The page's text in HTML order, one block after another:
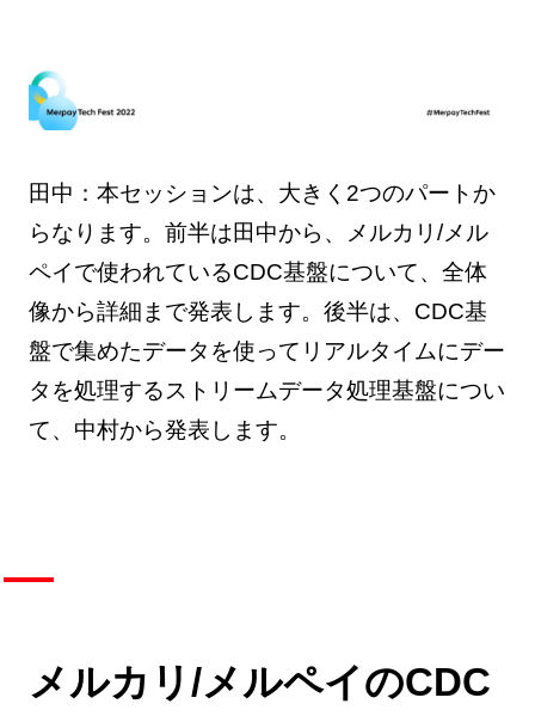
田中：本セッションは、大きく2つのパートか
らなります。前半は田中から、メルカリ/メル
ペイで使われているCDC基盤について、全体
像から詳細まで発表します。後半は、CDC基
盤で集めたデータを使ってリアルタイムにデー
タを処理するストリームデータ処理基盤につい
て、中村から発表します。
メルカリ/メルペイのCDC